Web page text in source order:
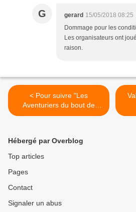
G gerard 15/05/2018 08:25
Dommage pour les
Les organisateurs ont
raison.
< Pour suivre "Les
Aventuriers du bout de
Drôme"
Hébergé par Overblog
Top articles
Pages
Contact
Signaler un abus